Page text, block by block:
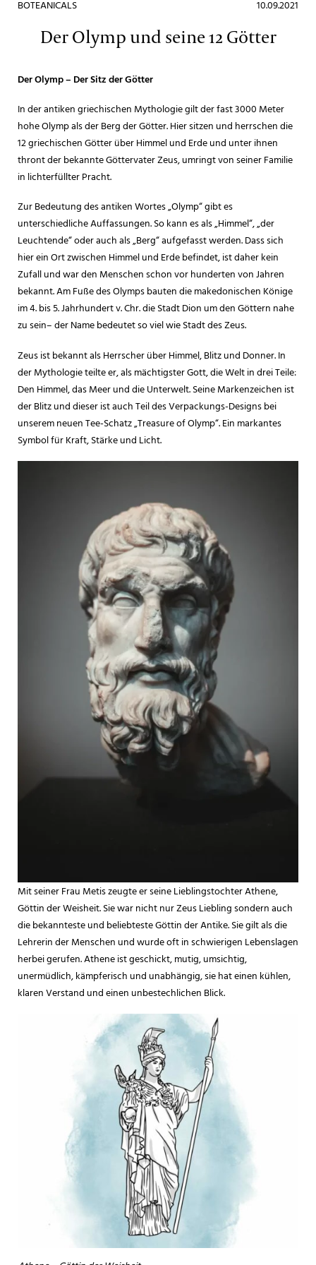
10.09.2021
BOTEANICALS
Der Olymp und seine 12 Götter
Der Olymp – Der Sitz der Götter
In der antiken griechischen Mythologie gilt der fast 3000 Meter
hohe Olymp als der Berg der Götter. Hier sitzen und herrschen die
12 griechischen Götter über Himmel und Erde und unter ihnen
thront der bekannte Göttervater Zeus, umringt von seiner Familie
in lichterfüllter Pracht.
Zur Bedeutung des antiken Wortes „Olymp“ gibt es
unterschiedliche Auffassungen. So kann es als „Himmel“, „der
Leuchtende“ oder auch als „Berg“ aufgefasst werden. Dass sich
hier ein Ort zwischen Himmel und Erde befindet, ist daher kein
Zufall und war den Menschen schon vor hunderten von Jahren
bekannt. Am Fuße des Olymps bauten die makedonischen Könige
im 4. bis 5. Jahrhundert v. Chr. die Stadt Dion um den Göttern nahe
zu sein– der Name bedeutet so viel wie Stadt des Zeus.
Zeus ist bekannt als Herrscher über Himmel, Blitz und Donner. In
der Mythologie teilte er, als mächtigster Gott, die Welt in drei Teile:
Den Himmel, das Meer und die Unterwelt. Seine Markenzeichen ist
der Blitz und dieser ist auch Teil des Verpackungs-Designs bei
unserem neuen Tee-Schatz „Treasure of Olymp“. Ein markantes
Symbol für Kraft, Stärke und Licht.
Mit seiner Frau Metis zeugte er seine Lieblingstochter Athene,
Göttin der Weisheit. Sie war nicht nur Zeus Liebling sondern auch
die bekannteste und beliebteste Göttin der Antike. Sie gilt als die
Lehrerin der Menschen und wurde oft in schwierigen Lebenslagen
herbei gerufen. Athene ist geschickt, mutig, umsichtig,
unermüdlich, kämpferisch und unabhängig, sie hat einen kühlen,
klaren Verstand und einen unbestechlichen Blick.